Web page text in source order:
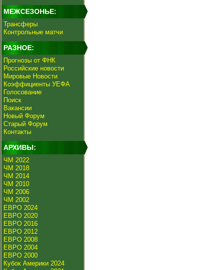
МЕЖСЕЗОНЬЕ:
Трансферы
Контрольные матчи
РАЗНОЕ:
Прогнозы от ФНК
Российские новости
Мировые Новости
Коэффициенты УЕФА
Голосование
Поиск
Вакансии
Новый Форум
Старый Форум
Контакты
АРХИВЫ:
ЧМ 2022
ЧМ 2018
ЧМ 2014
ЧМ 2010
ЧМ 2006
ЧМ 2002
ЕВРО 2024
ЕВРО 2020
ЕВРО 2016
ЕВРО 2012
ЕВРО 2008
ЕВРО 2004
ЕВРО 2000
Кубок Америки 2024